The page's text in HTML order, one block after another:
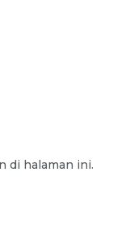
di halaman ini.